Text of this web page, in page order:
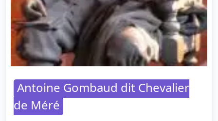
Antoine Gombaud dit Chevalier
de Méré